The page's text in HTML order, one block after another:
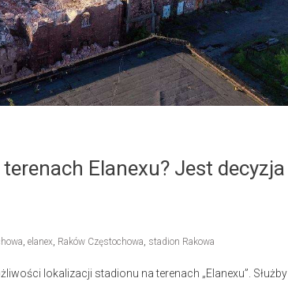
Elanexu? Jest decyzja
, elanex, Raków Częstochowa, stadion Rakowa
lokalizacji stadionu na terenach „Elanexu”. Służby